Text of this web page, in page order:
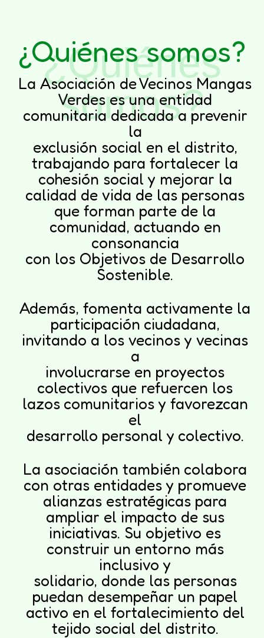
¿Quiénes
somos?​
¿Quiénes somos?​
La Asociación de Vecinos Mangas
Verdes es una entidad
comunitaria dedicada a prevenir
la
exclusión social en el distrito,
trabajando para fortalecer la
cohesión social y mejorar la
calidad de vida de las personas
que forman parte de la
comunidad, actuando en
consonancia
con los Objetivos de Desarrollo
Sostenible.
Además, fomenta activamente la
participación ciudadana,
invitando a los vecinos y vecinas
a
involucrarse en proyectos
colectivos que refuercen los
lazos comunitarios y favorezcan
el
desarrollo personal y colectivo.
La asociación también colabora
con otras entidades y promueve
alianzas estratégicas para
ampliar el impacto de sus
iniciativas. Su objetivo es
construir un entorno más
inclusivo y
solidario, donde las personas
puedan desempeñar un papel
activo en el fortalecimiento del
tejido social del distrito.